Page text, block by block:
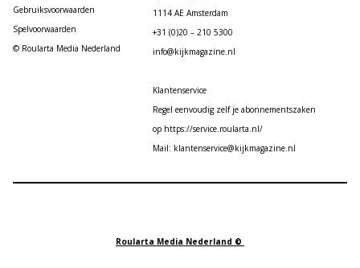
Gebruiksvoorwaarden
Spelvoorwaarden
© Roularta Media Nederland
1114 AE Amsterdam
+31 (0)20 – 210 5300
info@kijkmagazine.nl
Klantenservice
Regel eenvoudig zelf je abonnementszaken
op https://service.roularta.nl/
Mail: klantenservice@kijkmagazine.nl
Roularta Media Nederland ©